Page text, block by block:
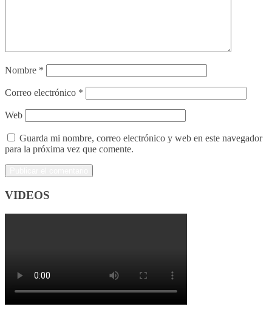
Nombre *
Correo electrónico *
Web
Guarda mi nombre, correo electrónico y web en este navegador
para la próxima vez que comente.
VIDEOS